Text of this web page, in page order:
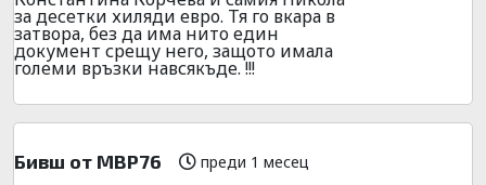
за десетки хиляди евро. Тя го вкара в
затвора, без да има нито един
документ срещу него, защото имала
големи връзки навсякъде. !!!
Бивш от МВР76 преди 1 месец